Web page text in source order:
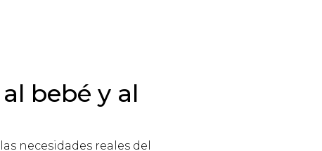
bebé y al
necesidades reales del